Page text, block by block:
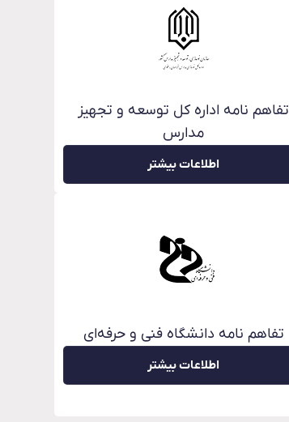
تفاهم نامه اداره کل توسعه و تجهیز
مدارس
اطلاعات بیشتر
تفاهم نامه دانشگاه فنی و حرفه‌ای
اطلاعات بیشتر